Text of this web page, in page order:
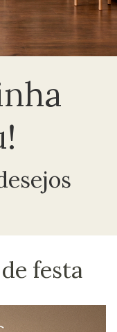
festa